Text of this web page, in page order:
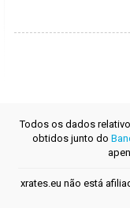
Todos os dados
obtidos junto do
xrates.eu não está